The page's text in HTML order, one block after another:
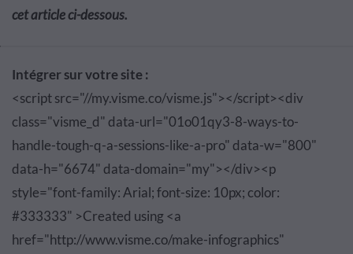
cet article ci-dessous.
Intégrer sur votre site :
<script src="//my.visme.co/visme.js"></script><div
class="visme_d" data-url="01o01qy3-8-ways-to-
handle-tough-q-a-sessions-like-a-pro" data-w="800"
data-h="6674" data-domain="my"></div><p
style="font-family: Arial; font-size: 10px; color:
#333333" >Created using <a
href="http://www.visme.co/make-infographics"